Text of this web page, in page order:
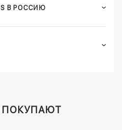
В РОССИЮ
ПОКУПАЮТ